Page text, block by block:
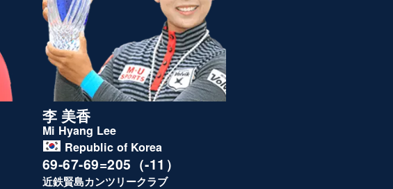
李 美香
Mi Hyang Lee
Republic of Korea
69-67-69=205（-11）
近鉄賢島カンツリークラブ